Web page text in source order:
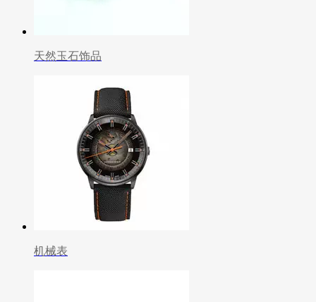
天然玉石饰品
机械表